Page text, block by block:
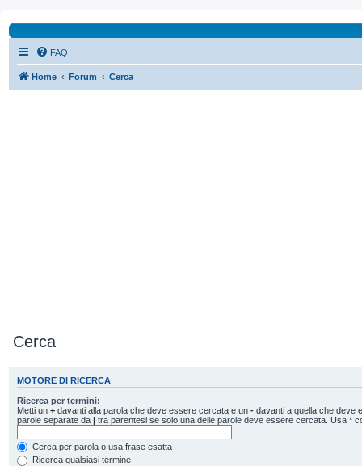
FAQ
Home Forum Cerca
Cerca
MOTORE DI RICERCA
Ricerca per termini:
Metti un + davanti alla parola che deve essere cercata e un - davanti a quella che deve
parole separate da | tra parentesi se solo una delle parole deve essere cercata. Usa *
Cerca per parola o usa frase esatta
Ricerca qualsiasi termine